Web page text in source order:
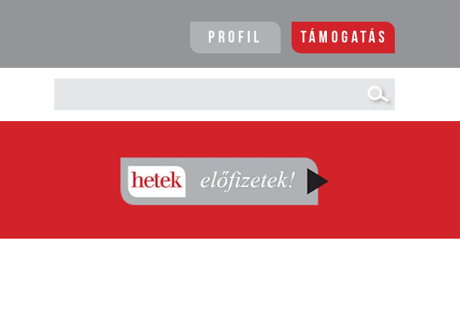
Profil Támogatás